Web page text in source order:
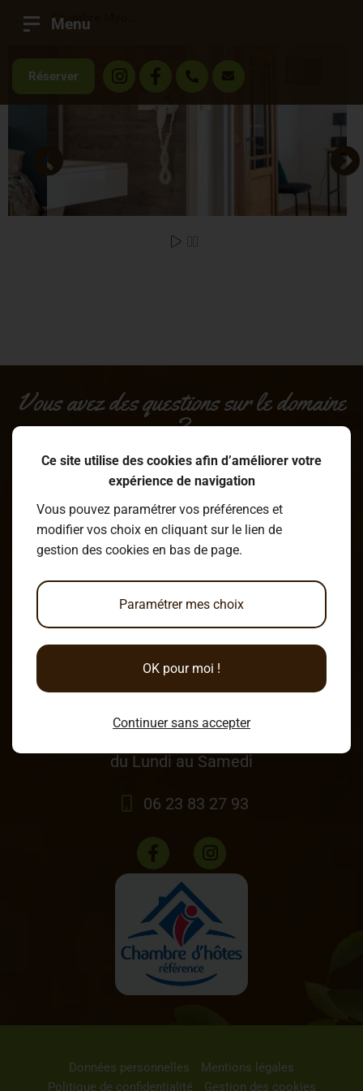
Menu
Réserver
Vous avez des questions sur le domaine
?
Écrire un message
Venir au Clos du Marais !
6 Chemin du Marais
49120 Chemillé-en-Anjou
9h-12h / 14h-18h
du Lundi au Samedi
06 23 83 27 93
Données personnelles
Mentions légales
Politique de confidentialité
Gestion des cookies
Ce site utilise des cookies afin d’améliorer votre
expérience de navigation
Vous pouvez paramétrer vos préférences et
modifier vos choix en cliquant sur le lien de
gestion des cookies en bas de page.
Paramétrer mes choix
OK pour moi !
Continuer sans accepter